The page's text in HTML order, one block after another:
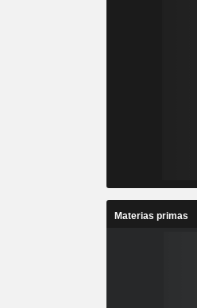
Materias primas